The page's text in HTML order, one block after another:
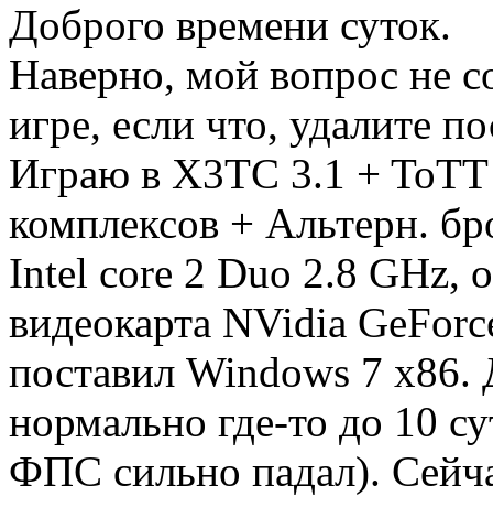
Доброго времени суток.
Наверно, мой вопрос не
игре, если что, удалите
Играю в X3TC 3.1 +
комплексов + Альтерн.
Intel core 2 Duo 2.8 GHz,
видеокарта NVidia
поставил Windows 7 x86.
нормально где-то до 10
ФПС сильно падал).